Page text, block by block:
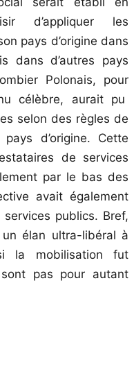
d’appliquer les
pays d’origine dans
dans d’autres pays
Polonais, pour
célèbre, aurait pu
selon des règles de
d’origine. Cette
de services
par le bas des
avait également
publics. Bref,
élan ultra-libéral à
la mobilisation fut
pas pour autant